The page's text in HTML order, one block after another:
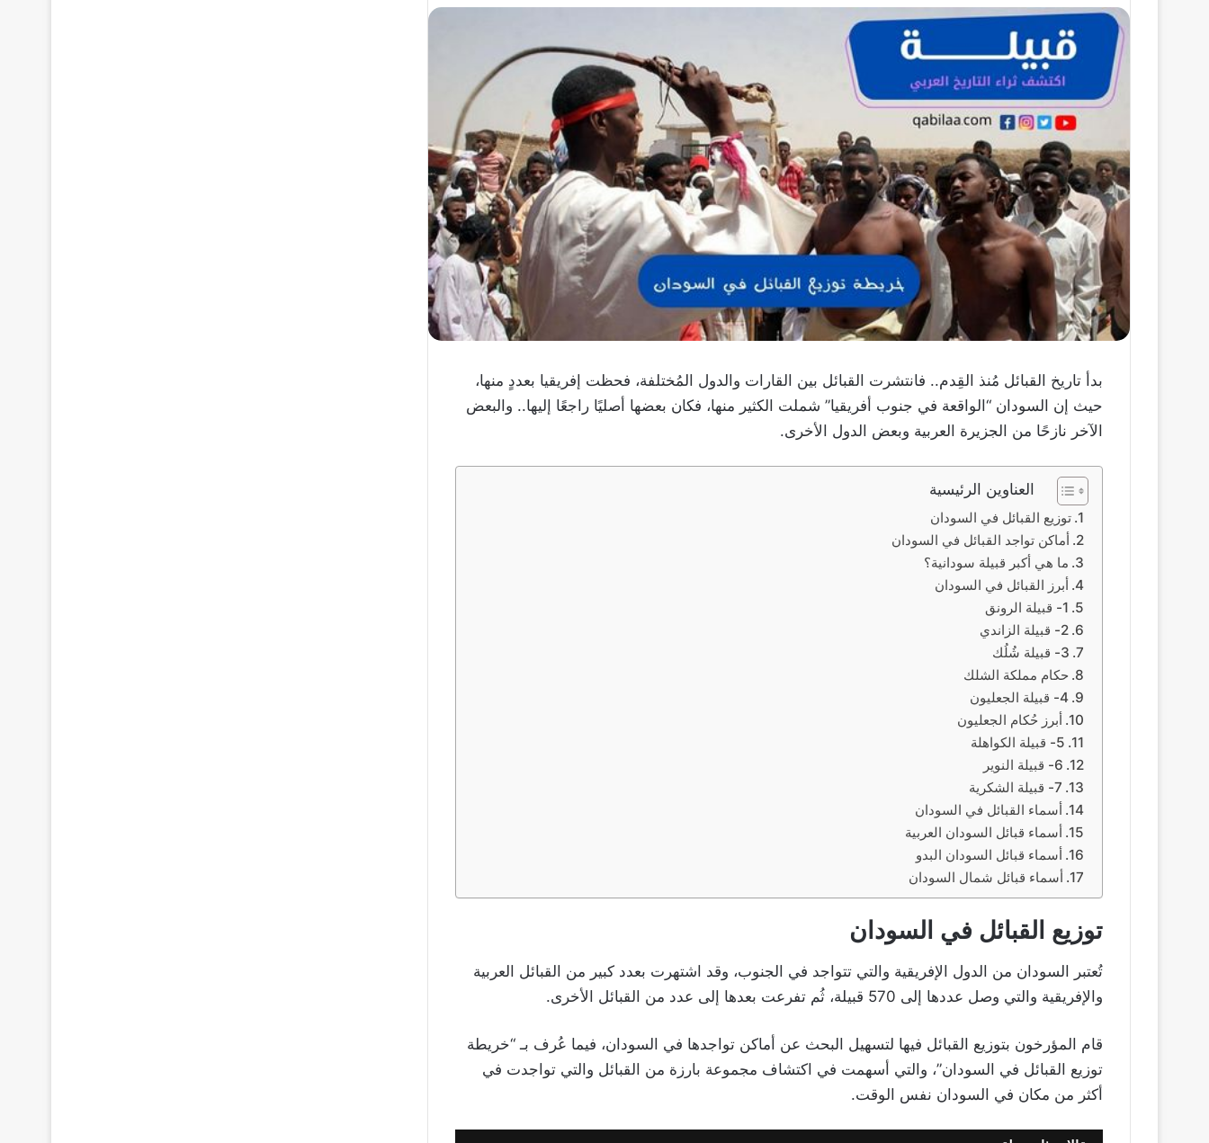
بدأ تاريخ القبائل مُنذ القِدم.. فانتشرت القبائل بين القارات والدول المُختلفة، فحظت إفريقيا بعددٍ منها،
حيث إن السودان “الواقعة في جنوب أفريقيا” شملت الكثير منها، فكان بعضها أصليًا راجعًا إليها.. والبعض
الآخر نازحًا من الجزيرة العربية وبعض الدول الأخرى.
العناوين الرئيسية
توزيع القبائل في السودان
أماكن تواجد القبائل في السودان
ما هي أكبر قبيلة سودانية؟
أبرز القبائل في السودان
1- قبيلة الرونق
2- قبيلة الزاندي
3- قبيلة شُلُك
حكام مملكة الشلك
4- قبيلة الجعليون
أبرز حُكام الجعليون
5- قبيلة الكواهلة
6- قبيلة النوير
7- قبيلة الشكرية
أسماء القبائل في السودان
أسماء قبائل السودان العربية
أسماء قبائل السودان البدو
أسماء قبائل شمال السودان
توزيع القبائل في السودان
تُعتبر السودان من الدول الإفريقية والتي تتواجد في الجنوب، وقد اشتهرت بعدد كبير من القبائل العربية
والإفريقية والتي وصل عددها إلى 570 قبيلة، ثُم تفرعت بعدها إلى عدد من القبائل الأخرى.
قام المؤرخون بتوزيع القبائل فيها لتسهيل البحث عن أماكن تواجدها في السودان، فيما عُرف بـ “خريطة
توزيع القبائل في السودان”، والتي أسهمت في اكتشاف مجموعة بارزة من القبائل والتي تواجدت في
أكثر من مكان في السودان نفس الوقت.